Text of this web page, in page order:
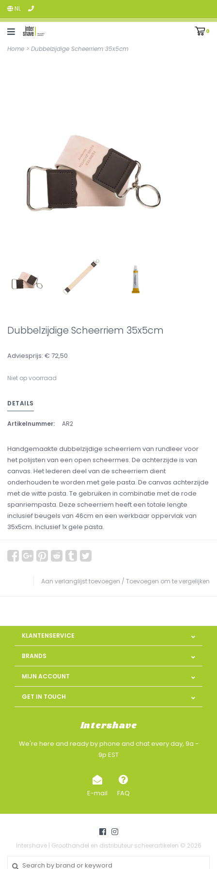
NL
0
Home > Dubbelzijdige Scheerriem 35x5cm
Dubbelzijdige Scheerriem 35x5cm
Adviesprijs: € 72,50
Niet op voorraad
DETAILS
Artikelnummer: AR2
Handgemaakte dubbelzijdige scheerriem van rundleer voor
het polijsten van een open scheermes. De achterzijde is van
canvas. Het lederen deel van de scheerriem dient
onderhouden te worden met gele pasta. De canvas achterzijde
met de witte pasta. Te gebruiken in combinatie met de rode
spanriempasta. Deze scheerriem heeft een totale lengte
inclusief beugels van 46cm en een werkbaar oppervlak van
35x5cm. Inclusief 1x gele pasta.
Aan verlanglijst toevoegen / Toevoegen om te vergelijken
KLANTENSERVICE
BRANDS
MIJN ACCOUNT
GET IN TOUCH
Intershave
We're here and ready by phone and chat every day, 9a -
9p EST
E-mail FAQ
Intershave | Groothandel en distributeur scheerartikelen © 2026